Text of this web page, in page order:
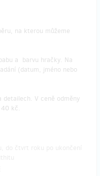
na kterou můžeme
a barvu hračky. Na
(datum, jméno nebo
detailech. V ceně odměny
kč.